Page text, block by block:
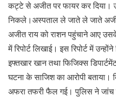
कट्टे से अजीत पर फायर कर दिया।
निकले।अस्पताल ले जाते ले जाते
अजीत राय को राशन पहुंचाने आए
में रिपोर्ट लिखाई। इस रिपोर्ट में
इफ्तखार खान तथा फिजिक्स
घटना के साजिश का आरोपी बताया।
अफरा तफरी फैल गई। पुलिस ने